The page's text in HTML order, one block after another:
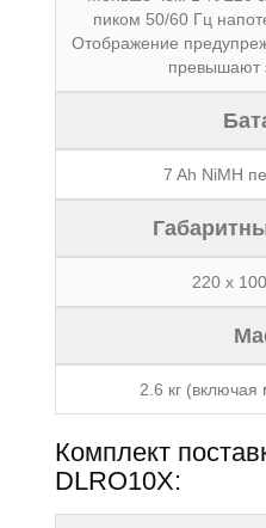
пиком 50/60 Гц
Отображение
превышают
7 Ah NiMH
220 x
2.6 кг (включая
Комплект
DLRO10X: